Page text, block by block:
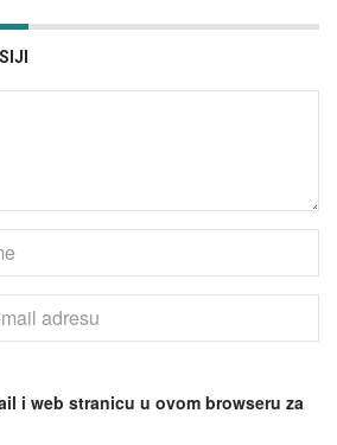
i web stranicu u ovom browseru za